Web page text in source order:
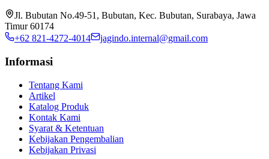
Jl. Bubutan No.49-51, Bubutan, Kec. Bubutan, Surabaya, Jawa
Timur 60174
+62 821-4272-4014
jagindo.internal@gmail.com
Informasi
Tentang Kami
Artikel
Katalog Produk
Kontak Kami
Syarat & Ketentuan
Kebijakan Pengembalian
Kebijakan Privasi